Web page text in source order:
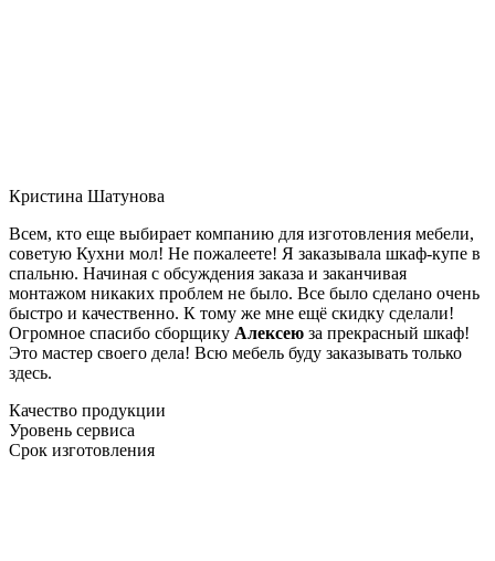
Кристина Шатунова
Всем, кто еще выбирает компанию для изготовления мебели,
советую Кухни мол! Не пожалеете! Я заказывала шкаф-купе в
спальню. Начиная с обсуждения заказа и заканчивая
монтажом никаких проблем не было. Все было сделано очень
быстро и качественно. К тому же мне ещё скидку сделали!
Огромное спасибо сборщику Алексею за прекрасный шкаф!
Это мастер своего дела! Всю мебель буду заказывать только
здесь.
Качество продукции
Уровень сервиса
Срок изготовления